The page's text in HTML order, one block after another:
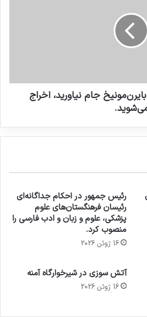
بایرن‌مونیخ جام نیاورید، اخراج
رئیس جمهور در احکام جداگانه‌ای
رئیسان فرهنگستان‌های علوم
پزشکی، علوم و زبان و ادب فارسی را
منصوب کرد.
16 ژوئن 2026
آتش سوزی در شیرخوارگاه آمنه
16 ژوئن 2026